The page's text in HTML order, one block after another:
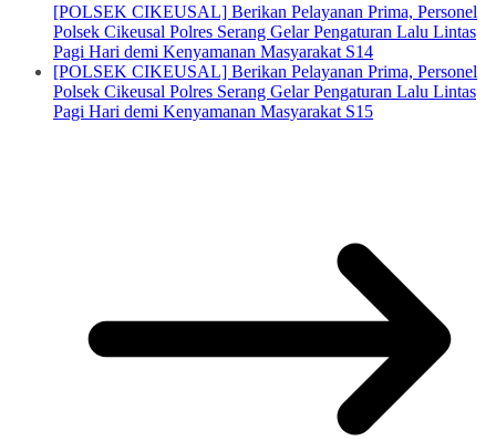
[POLSEK CIKEUSAL] Berikan Pelayanan Prima, Personel
Polsek Cikeusal Polres Serang Gelar Pengaturan Lalu Lintas
Pagi Hari demi Kenyamanan Masyarakat S14
[POLSEK CIKEUSAL] Berikan Pelayanan Prima, Personel
Polsek Cikeusal Polres Serang Gelar Pengaturan Lalu Lintas
Pagi Hari demi Kenyamanan Masyarakat S15